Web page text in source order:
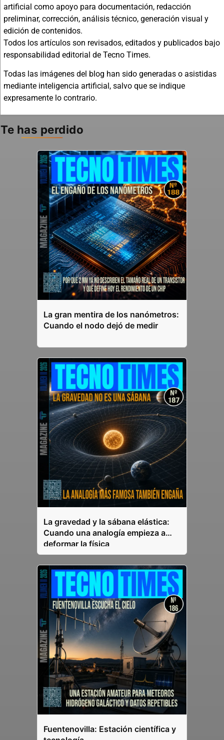
artificial como apoyo para documentación, redacción
preliminar, corrección, análisis técnico, generación visual y
edición de contenidos.
Todos los artículos son revisados, editados y publicados bajo
responsabilidad editorial de Tecno Times.
Todas las imágenes del blog han sido generadas o asistidas
mediante inteligencia artificial, salvo que se indique
expresamente lo contrario.
Te has perdido
La gran mentira de los nanómetros:
Cuando el nodo dejó de medir
La gravedad y la sábana elástica:
Cuando una analogía empieza a
deformar la física
Fuentenovilla: Estación científica y